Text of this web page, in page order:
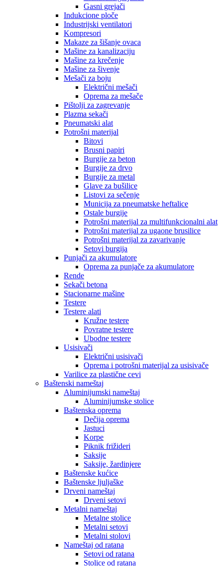
Gasni grejači
Indukcione ploče
Industrijski ventilatori
Kompresori
Makaze za šišanje ovaca
Mašine za kanalizaciju
Mašine za krečenje
Mašine za šivenje
Mešači za boju
Električni mešači
Oprema za mešače
Pištolji za zagrevanje
Plazma sekači
Pneumatski alat
Potrošni materijal
Bitovi
Brusni papiri
Burgije za beton
Burgije za drvo
Burgije za metal
Glave za bušilice
Listovi za sečenje
Municija za pneumatske heftalice
Ostale burgije
Potrošni materijal za multifunkcionalni alat
Potrošni materijal za ugaone brusilice
Potrošni materijal za zavarivanje
Setovi burgija
Punjači za akumulatore
Oprema za punjače za akumulatore
Rende
Sekači betona
Stacionarne mašine
Testere
Testere alati
Kružne testere
Povratne testere
Ubodne testere
Usisivači
Električni usisivači
Oprema i potrošni materijal za usisivače
Varilice za plastične cevi
Baštenski nameštaj
Aluminijumski nameštaj
Aluminijumske stolice
Baštenska oprema
Dečija oprema
Jastuci
Korpe
Piknik frižideri
Saksije
Saksije, žardinjere
Baštenske kućice
Baštenske ljuljaške
Drveni nameštaj
Drveni setovi
Metalni nameštaj
Metalne stolice
Metalni setovi
Metalni stolovi
Nameštaj od ratana
Setovi od ratana
Stolice od ratana